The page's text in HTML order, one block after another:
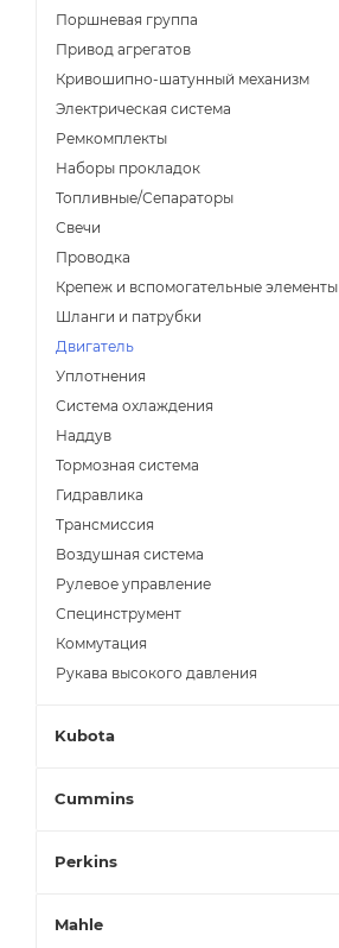
Поршневая группа
Привод агрегатов
Кривошипно-шатунный механизм
Электрическая система
Ремкомплекты
Наборы прокладок
Топливные/Сепараторы
Свечи
Проводка
Крепеж и вспомогательные элементы
Шланги и патрубки
Двигатель
Уплотнения
Система охлаждения
Наддув
Тормозная система
Гидравлика
Трансмиссия
Воздушная система
Рулевое управление
Специнструмент
Коммутация
Рукава высокого давления
Kubota
Cummins
Perkins
Mahle